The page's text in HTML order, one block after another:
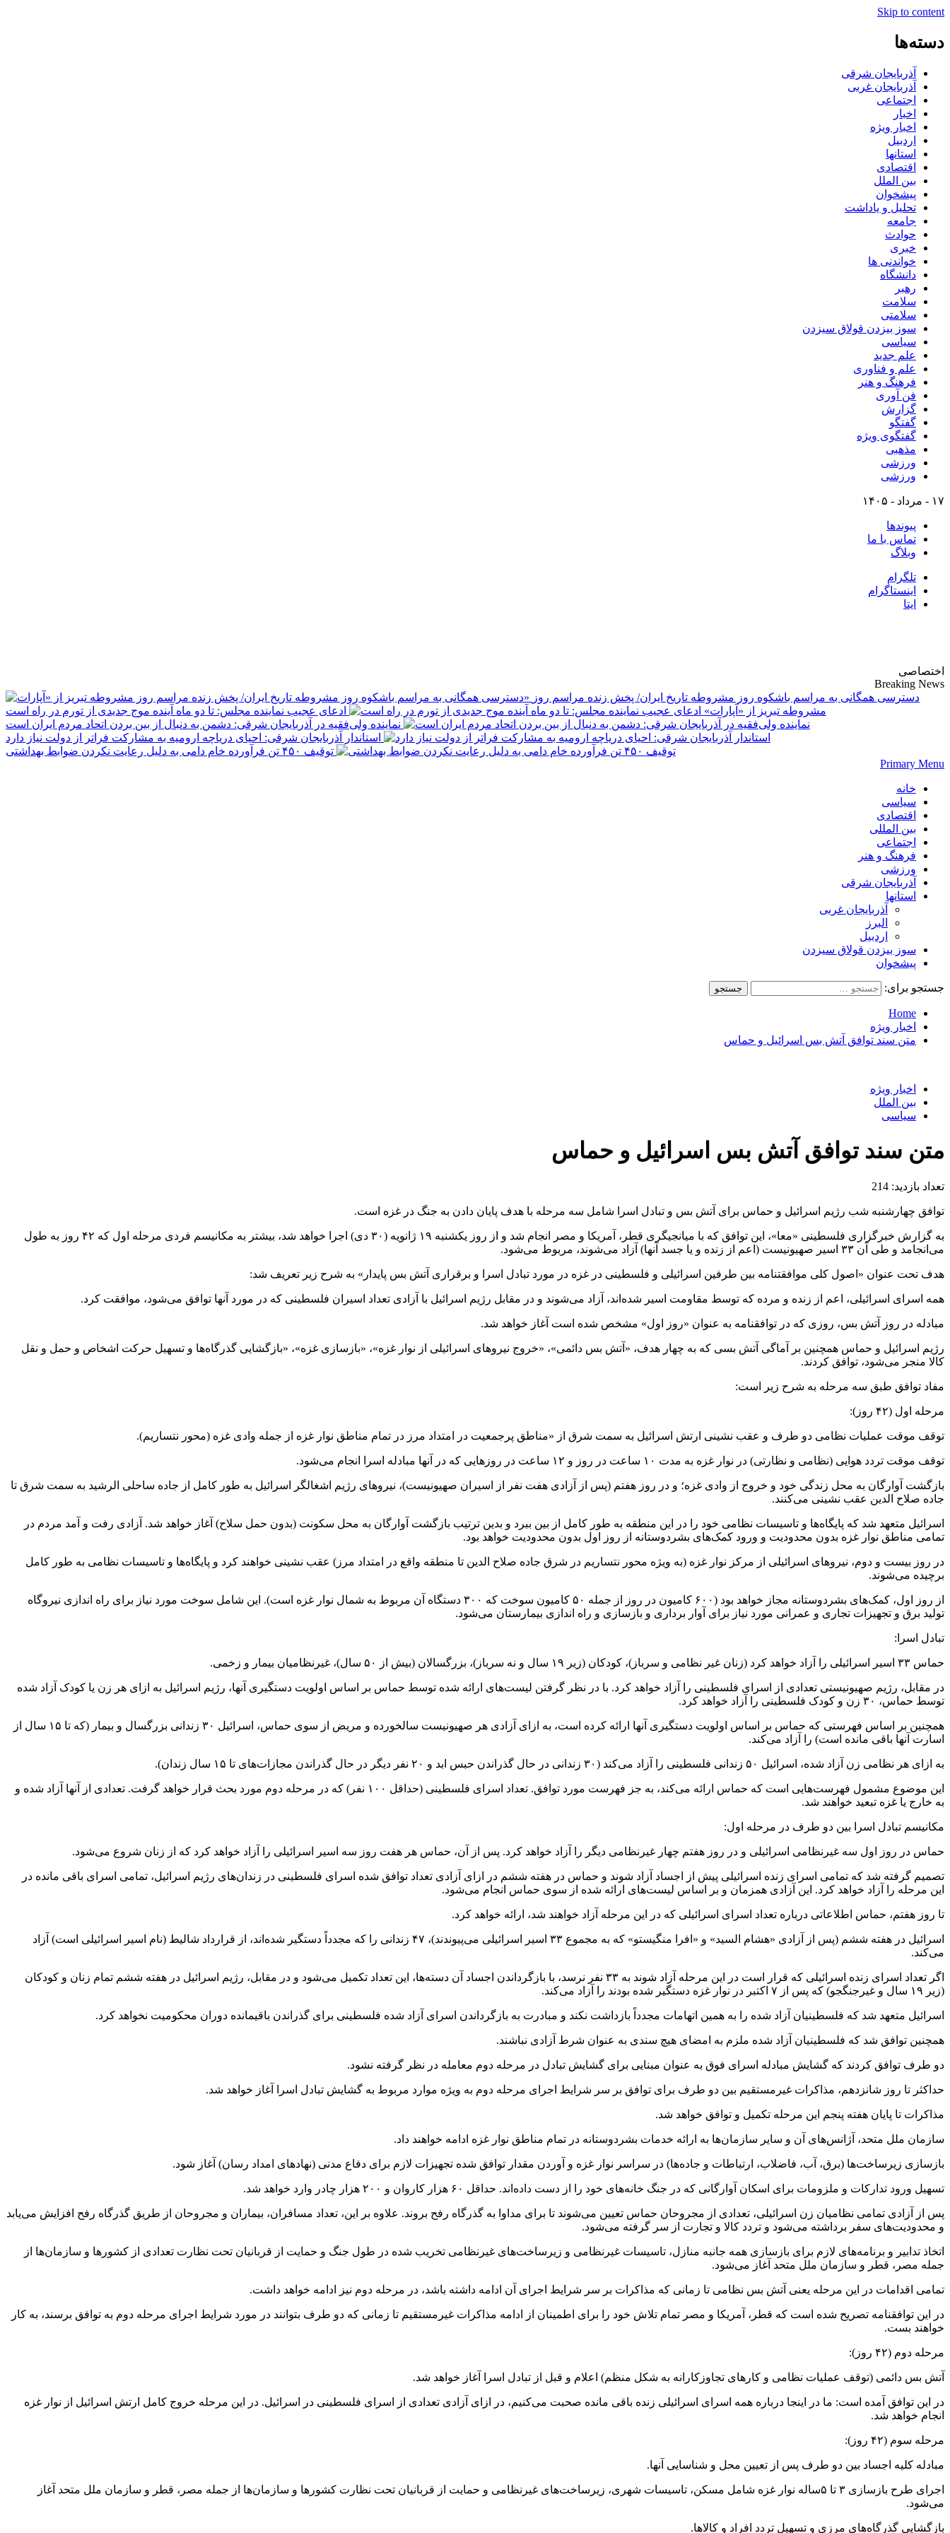
Skip to content
دسته‌ها
آذربایجان شرقی
آذربایجان غربی
اجتماعی
اخبار
اخبار ویژه
اردبیل
استانها
اقتصادی
بین الملل
پیشخوان
تحلیل و یاداشت
جامعه
حوادث
خبری
خواندنی ها
دانشگاه
رهبر
سلامت
سلامتی
سوز بیزدن قولاق سیزدن
سیاسی
علم جدید
علم و فناوری
فرهنگ و هنر
فن آوری
گزارش
گفتگو
گفتگوی ویژه
مذهبی
ورزشی
ورزشی
۱۷ - مرداد - ۱۴۰۵
پیوندها
تماس با ما
وبلاگ
تلگرام
اینستاگرام
ایتا
اختصاصی
Breaking News
دسترسی همگانی به مراسم باشکوه روز مشروطه تاریخ ایران/ پخش زنده مراسم روز
مشروطه تبریز از «آپارات»
ادعای عجیب نماینده مجلس: تا دو ماه آینده موج جدیدی از تورم در راه است
نماینده ولی‌فقیه در آذربایجان شرقی: دشمن به دنبال از بین بردن اتحاد مردم ایران است
استاندار آذربایجان شرقی: احیای دریاچه ارومیه به مشارکت فراتر از دولت نیاز دارد
توقیف ۴۵۰ تن فرآورده خام دامی به دلیل رعایت نکردن ضوابط بهداشتی
Primary Menu
خانه
سیاسی
اقتصادی
بین المللی
اجتماعی
فرهنگ و هنر
ورزشی
آذربایجان شرقی
استانها
آذربایجان غربی
البرز
اردبیل
سوز بیزدن قولاق سیزدن
پیشخوان
جستجو برای:
Home
اخبار ویژه
متن سند توافق آتش بس اسرائیل و حماس
اخبار ویژه
بین الملل
سیاسی
متن سند توافق آتش بس اسرائیل و حماس
تعداد بازدید: 214
توافق چهارشنبه شب رژیم اسرائیل و حماس برای آتش بس و تبادل اسرا شامل سه مرحله با هدف پایان دادن به جنگ در غزه است.
به گزارش خبرگزاری فلسطینی «معا»، این توافق که با میانجیگری قطر، آمریکا و مصر انجام شد و از روز یکشنبه ۱۹ ژانویه (۳۰ دی) اجرا خواهد شد، بیشتر به مکانیسم فردی مرحله اول که ۴۲ روز به طول
می‌انجامد و طی آن ۳۳ اسیر صهیونیست (اعم از زنده و یا جسد آنها) آزاد می‌شوند، مربوط می‌شود.
هدف تحت عنوان «اصول کلی موافقتنامه بین طرفین اسرائیلی و فلسطینی در غزه در مورد تبادل اسرا و برقراری آتش بس پایدار» به شرح زیر تعریف شد:
همه اسرای اسرائیلی، اعم از زنده و مرده که توسط مقاومت اسیر شده‌اند، آزاد می‌شوند و در مقابل رژیم اسرائیل با آزادی تعداد اسیران فلسطینی که در مورد آنها توافق می‌شود، موافقت کرد.
مبادله در روز آتش بس، روزی که در توافقنامه به عنوان «روز اول» مشخص شده است آغاز خواهد شد.
رژیم اسرائیل و حماس همچنین بر آماگی آتش بسی که به چهار هدف، «آتش بس دائمی»، «خروج نیرو‌های اسرائیلی از نوار غزه»، «بازسازی غزه»، «بازگشایی گذرگاه‌ها و تسهیل حرکت اشخاص و حمل و نقل
کالا منجر می‌شود، توافق کردند.
مفاد توافق طبق سه مرحله به شرح زیر است:
مرحله اول (۴۲ روز):
توقف موقت عملیات نظامی دو طرف و عقب نشینی ارتش اسرائیل به سمت شرق از «مناطق پرجمعیت در امتداد مرز در تمام مناطق نوار غزه از جمله وادی غزه (محور نتساریم).
توقف موقت تردد هوایی (نظامی و نظارتی) در نوار غزه به مدت ۱۰ ساعت در روز و ۱۲ ساعت در روز‌هایی که در آنها مبادله اسرا انجام می‌شود.
بازگشت آوارگان به محل زندگی خود و خروج از وادی غزه؛ و در روز هفتم (پس از آزادی هفت نفر از اسیران صهیونیست)، نیرو‌های رژیم اشغالگر اسرائیل به طور کامل از جاده ساحلی الرشید به سمت شرق تا
جاده صلاح الدین عقب نشینی می‌کنند.
اسرائیل متعهد شد که پایگاه‌ها و تاسیسات نظامی خود را در این منطقه به طور کامل از بین ببرد و بدین ترتیب بازگشت آوارگان به محل سکونت (بدون حمل سلاح) آغاز خواهد شد. آزادی رفت و آمد مردم در
تمامی مناطق نوار غزه بدون محدودیت و ورود کمک‌های بشردوستانه از روز اول بدون محدودیت خواهد بود.
در روز بیست و دوم، نیرو‌های اسرائیلی از مرکز نوار غزه (به ویژه محور نتساریم در شرق جاده صلاح الدین تا منطقه واقع در امتداد مرز) عقب نشینی خواهند کرد و پایگاه‌ها و تاسیسات نظامی به طور کامل
برچیده می‌شوند.
از روز اول، کمک‌های بشردوستانه مجاز خواهد بود (۶۰۰ کامیون در روز از جمله ۵۰ کامیون سوخت که ۳۰۰ دستگاه آن مربوط به شمال نوار غزه است). این شامل سوخت مورد نیاز برای راه اندازی نیروگاه
تولید برق و تجهیزات تجاری و عمرانی مورد نیاز برای آوار برداری و بازسازی و راه اندازی بیمارستان می‌شود.
تبادل اسرا:
حماس ۳۳ اسیر اسرائیلی را آزاد خواهد کرد (زنان غیر نظامی و سرباز)، کودکان (زیر ۱۹ سال و نه سرباز)، بزرگسالان (بیش از ۵۰ سال)، غیرنظامیان بیمار و زخمی.
در مقابل، رژیم صهیونیستی تعدادی از اسرای فلسطینی را آزاد خواهد کرد. با در نظر گرفتن لیست‌های ارائه شده توسط حماس بر اساس اولویت دستگیری آنها، رژیم اسرائیل به ازای هر زن یا کودک آزاد شده
توسط حماس، ۳۰ زن و کودک فلسطینی را آزاد خواهد کرد.
همچنین بر اساس فهرستی که حماس بر اساس اولویت دستگیری آنها ارائه کرده است، به ازای آزادی هر صهیونیست سالخورده و مریض از سوی حماس، اسرائیل ۳۰ زندانی بزرگسال و بیمار (که تا ۱۵ سال از
اسارت آنها باقی مانده است) را آزاد می‌کند.
به ازای هر نظامی زن آزاد شده، اسرائیل ۵۰ زندانی فلسطینی را آزاد می‌کند (۳۰ زندانی در حال گذراندن حبس ابد و ۲۰ نفر دیگر در حال گذراندن مجازات‌های تا ۱۵ سال زندان).
این موضوع مشمول فهرست‌هایی است که حماس ارائه می‌کند، به جز فهرست مورد توافق. تعداد اسرای فلسطینی (حداقل ۱۰۰ نفر) که در مرحله دوم مورد بحث قرار خواهد گرفت. تعدادی از آنها آزاد شده و
به خارج یا غزه تبعید خواهند شد.
مکانیسم تبادل اسرا بین دو طرف در مرحله اول:
حماس در روز اول سه غیرنظامی اسرائیلی و در روز هفتم چهار غیرنظامی دیگر را آزاد خواهد کرد. پس از آن، حماس هر هفت روز سه اسیر اسرائیلی را آزاد خواهد کرد که از زنان شروع می‌شود.
تصمیم گرفته شد که تمامی اسرای زنده اسرائیلی پیش از اجساد آزاد شوند و حماس در هفته ششم در ازای آزادی تعداد توافق شده اسرای فلسطینی در زندان‌های رژیم اسرائیل، تمامی اسرای باقی مانده در
این مرحله را آزاد خواهد کرد. این آزادی همزمان و بر اساس لیست‌های ارائه شده از سوی حماس انجام می‌شود.
تا روز هفتم، حماس اطلاعاتی درباره تعداد اسرای اسرائیلی که در این مرحله آزاد خواهند شد، ارائه خواهد کرد.
اسرائیل در هفته ششم (پس از آزادی «هشام السید» و «افرا منگیستو» که به مجموع ۳۳ اسیر اسرائیلی می‌پیوندند)، ۴۷ زندانی را که مجدداً دستگیر شده‌اند، از قرارداد شالیط (نام اسیر اسرائیلی است) آزاد
می‌کند.
اگر تعداد اسرای زنده اسرائیلی که قرار است در این مرحله آزاد شوند به ۳۳ نفر نرسد، با بازگرداندن اجساد آن دسته‌ها، این تعداد تکمیل می‌شود و در مقابل، رژیم اسرائیل در هفته ششم تمام زنان و کودکان
(زیر ۱۹ سال و غیرجنگجو) که پس از ۷ اکتبر در نوار غزه دستگیر شده بودند را آزاد می‌کند.
اسرائیل متعهد شد که فلسطینیان آزاد شده را به همین اتهامات مجدداً بازداشت نکند و مبادرت به بازگرداندن اسرای آزاد شده فلسطینی برای گذراندن باقیمانده دوران محکومیت نخواهد کرد.
همچنین توافق شد که فلسطینیان آزاد شده ملزم به امضای هیچ سندی به عنوان شرط آزادی نباشند.
دو طرف توافق کردند که گشایش مبادله اسرای فوق به عنوان مبنایی برای گشایش تبادل در مرحله دوم معامله در نظر گرفته نشود.
حداکثر تا روز شانزدهم، مذاکرات غیرمستقیم بین دو طرف برای توافق بر سر شرایط اجرای مرحله دوم به ویژه موارد مربوط به گشایش تبادل اسرا آغاز خواهد شد.
مذاکرات تا پایان هفته پنجم این مرحله تکمیل و توافق خواهد شد.
سازمان ملل متحد، آژانس‌های آن و سایر سازمان‌ها به ارائه خدمات بشردوستانه در تمام مناطق نوار غزه ادامه خواهند داد.
بازسازی زیرساخت‌ها (برق، آب، فاضلاب، ارتباطات و جاده‌ها) در سراسر نوار غزه و آوردن مقدار توافق شده تجهیزات لازم برای دفاع مدنی (نهاد‌های امداد رسان) آغاز شود.
تسهیل ورود تدارکات و ملزومات برای اسکان آوارگانی که در جنگ خانه‌های خود را از دست داده‌اند. حداقل ۶۰ هزار کاروان و ۲۰۰ هزار چادر وارد خواهد شد.
پس از آزادی تمامی نظامیان زن اسرائیلی، تعدادی از مجروحان حماس تعیین می‌شوند تا برای مداوا به گذرگاه رفح بروند. علاوه بر این، تعداد مسافران، بیماران و مجروحان از طریق گذرگاه رفح افزایش می‌یابد
و محدودیت‌های سفر برداشته می‌شود و تردد کالا و تجارت از سر گرفته می‌شود.
اتخاذ تدابیر و برنامه‌های لازم برای بازسازی همه جانبه منازل، تاسیسات غیرنظامی و زیرساخت‌های غیرنظامی تخریب شده در طول جنگ و حمایت از قربانیان تحت نظارت تعدادی از کشور‌ها و سازمان‌ها از
جمله مصر، قطر و سازمان ملل متحد آغاز می‌شود.
تمامی اقدامات در این مرحله یعنی آتش بس نظامی تا زمانی که مذاکرات بر سر شرایط اجرای آن ادامه داشته باشد، در مرحله دوم نیز ادامه خواهد داشت.
در این توافقنامه تصریح شده است که قطر، آمریکا و مصر تمام تلاش خود را برای اطمینان از ادامه مذاکرات غیرمستقیم تا زمانی که دو طرف بتوانند در مورد شرایط اجرای مرحله دوم به توافق برسند، به کار
خواهند بست.
مرحله دوم (۴۲ روز):
آتش بس دائمی (توقف عملیات نظامی و کار‌های تجاوزکارانه به شکل منظم) اعلام و قبل از تبادل اسرا آغاز خواهد شد.
در این توافق آمده است: ما در اینجا درباره همه اسرای اسرائیلی زنده باقی مانده صحبت می‌کنیم، در ازای آزادی تعدادی از اسرای فلسطینی در اسرائیل. در این مرحله خروج کامل ارتش اسرائیل از نوار غزه
انجام خواهد شد.
مرحله سوم (۴۲ روز):
مبادله کلیه اجساد بین دو طرف پس از تعیین محل و شناسایی آنها.
اجرای طرح بازسازی ۳ تا ۵ساله نوار غزه شامل مسکن، تاسیسات شهری، زیرساخت‌های غیرنظامی و حمایت از قربانیان تحت نظارت کشور‌ها و سازمان‌ها از جمله مصر، قطر و سازمان ملل متحد آغاز
می‌شود.
بازگشایی گذرگاه‌های مرزی و تسهیل تردد افراد و کالاها.